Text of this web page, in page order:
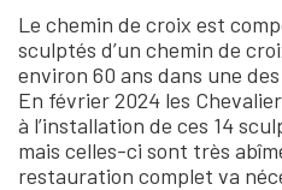
Le chemin de croix est
sculptés d’un chemin de
environ 60 ans dans une
En février 2024 les
à l’installation de ces 14
mais celles-ci sont très
restauration complet va